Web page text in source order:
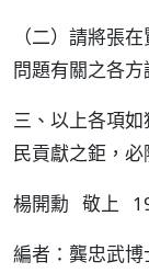
（二）請將張
問題有關之各方
三、以上各項
民貢獻之鉅，
楊開勳 敬上
編者：龔忠武